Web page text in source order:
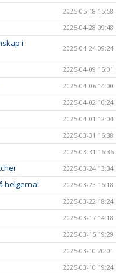
2025-05-18 15:58
2025-04-28 09:48
i
2025-04-24 09:24
2025-04-09 15:01
2025-04-06 14:00
2025-04-02 10:24
2025-04-01 12:04
2025-03-31 16:38
2025-03-31 16:36
2025-03-24 13:34
helgerna! 2025-03-23 16:18
2025-03-22 18:24
2025-03-17 14:18
2025-03-15 19:29
2025-03-10 20:01
2025-03-10 19:24